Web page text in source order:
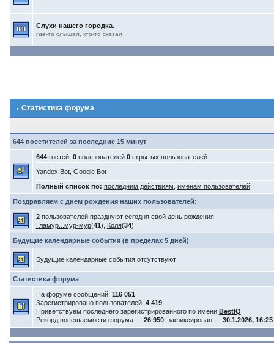
Слухи нашего городка.
где-то слышал, кто-то сказал
Статистика форума
644 посетителей за последние 15 минут
644гостей, 0пользователей 0скрытых пользователей
Yandex Bot, Google Bot
Полный список по: последним действиям именам пользователей
Поздравляем с днем рождения наших пользователей:
2пользователей празднуют сегодня свой день рождения
Гламур...мур-мур(41), Коля(34)
Будущие календарные события (в пределах 5 дней)
Будущие календарные события отсутствуют
Статистика форума
На форуме сообщений: 116 051
Зарегистрировано пользователей: 4 419
Приветствуем последнего зарегистрированного по имени BestIQ
Рекорд посещаемости форума — 26 950, зафиксирован — 30.1.2026, 16:25